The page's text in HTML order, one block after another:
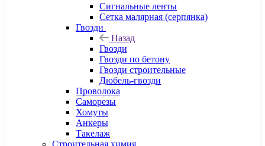
Сигнальные ленты
Сетка малярная (серпянка)
Гвозди
Назад
Гвозди
Гвозди по бетону
Гвозди строительные
Дюбель-гвозди
Проволока
Саморезы
Хомуты
Анкеры
Такелаж
Строительная химия